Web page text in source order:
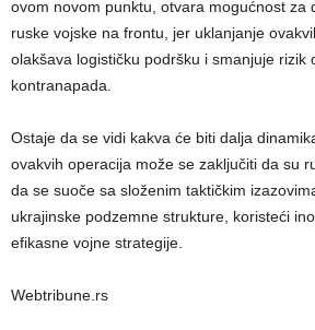
ovom novom punktu, otvara mogućnost za
ruske vojske na frontu, jer uklanjanje
olakšava logističku podršku i smanjuje rizik
kontranapada.
Ostaje da se vidi kakva će biti dalja
ovakvih operacija može se zaključiti da su
da se suoče sa složenim taktičkim
ukrajinske podzemne strukture, koristeći
efikasne vojne strategije.
Webtribune.rs